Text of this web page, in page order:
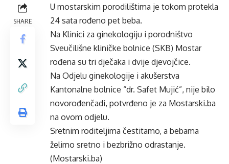
SHARE
U mostarskim porodilištima je tokom protekla
24 sata rođeno pet beba.
Na Klinici za ginekologiju i porodništvo
Sveučilišne kliničke bolnice (SKB) Mostar
rođena su tri dječaka i dvije djevojčice.
Na Odjelu ginekologije i akušerstva
Kantonalne bolnice “dr. Safet Mujić”, nije bilo
novorođenčadi, potvrđeno je za Mostarski.ba
na ovom odjelu.
Sretnim roditeljima čestitamo, a bebama
želimo sretno i bezbrižno odrastanje.
(Mostarski.ba)